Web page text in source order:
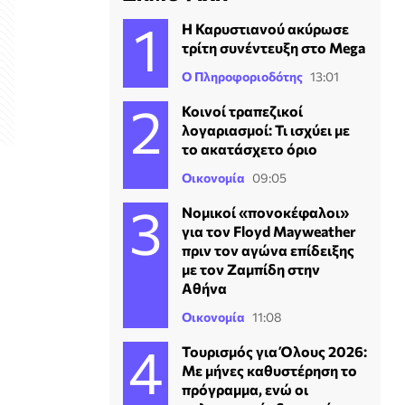
Η Καρυστιανού ακύρωσε
τρίτη συνέντευξη στο Mega
Ο Πληροφοριοδότης 13:01
Κοινοί τραπεζικοί
λογαριασμοί: Τι ισχύει με
το ακατάσχετο όριο
Οικονομία 09:05
Νομικοί «πονοκέφαλοι»
για τον Floyd Mayweather
πριν τον αγώνα επίδειξης
με τον Ζαμπίδη στην
Αθήνα
Οικονομία 11:08
Τουρισμός για Όλους 2026:
Με μήνες καθυστέρηση το
πρόγραμμα, ενώ οι